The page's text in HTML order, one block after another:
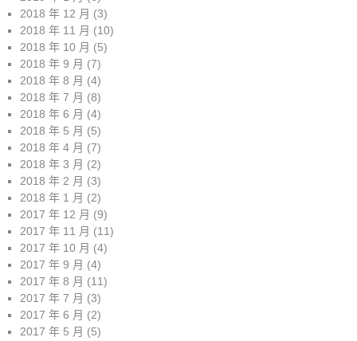
2018 年 12 月 (3)
2018 年 11 月 (10)
2018 年 10 月 (5)
2018 年 9 月 (7)
2018 年 8 月 (4)
2018 年 7 月 (8)
2018 年 6 月 (4)
2018 年 5 月 (5)
2018 年 4 月 (7)
2018 年 3 月 (2)
2018 年 2 月 (3)
2018 年 1 月 (2)
2017 年 12 月 (9)
2017 年 11 月 (11)
2017 年 10 月 (4)
2017 年 9 月 (4)
2017 年 8 月 (11)
2017 年 7 月 (3)
2017 年 6 月 (2)
2017 年 5 月 (5)